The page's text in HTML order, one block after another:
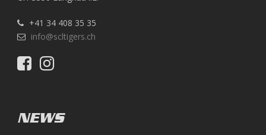
+41 34 408 35 35
info@scltigers.ch
NEWS